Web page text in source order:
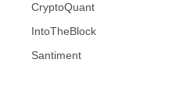
CryptoQuant
IntoTheBlock
Santiment